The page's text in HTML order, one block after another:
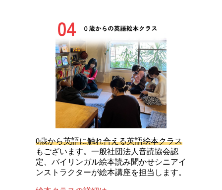
0歳から英語に触れ合える英語絵本クラス
もございます。一般社団法人音読協会認
定、バイリンガル絵本読み聞かせシニアイ
ンストラクターが絵本講座を担当します。